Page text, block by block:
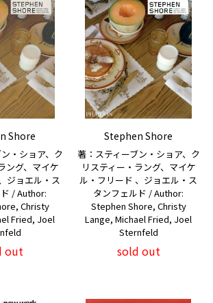
Shore
・ショア、ク
ング、マイケ
ジョエル・ス
/ Author:
Christy
Fried, Joel
out
Stephen Shore
著：スティーブン・ショア、ク
リスティー・ラング、マイケ
ル・フリード 、ジョエル・ス
タンフェルド / Author:
Stephen Shore, Christy
Lange, Michael Fried, Joel
Sternfeld
sold out